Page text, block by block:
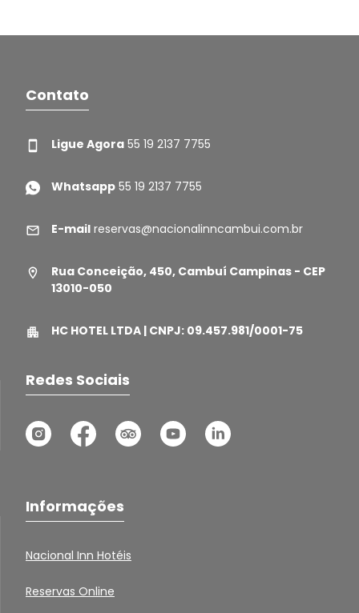
Contato
Ligue Agora 55 19 2137 7755
Whatsapp 55 19 2137 7755
E-mail reservas@nacionalinncambui.com.br
Rua Conceição, 450, Cambuí Campinas - CEP
13010-050
HC HOTEL LTDA | CNPJ: 09.457.981/0001-75
Redes Sociais
Informações
Nacional Inn Hotéis
Reservas Online